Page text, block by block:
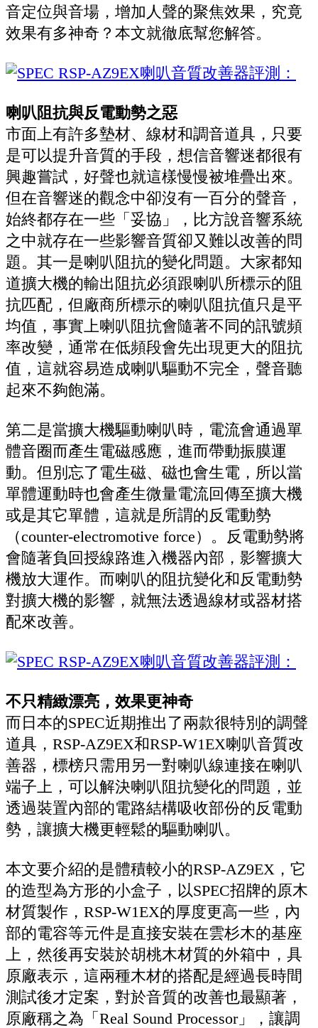
音定位與音場，增加人聲的聚焦效果，究竟
效果有多神奇？本文就徹底幫您解答。
喇叭阻抗與反電動勢之惡
市面上有許多墊材、線材和調音道具，只要
是可以提升音質的手段，想信音響迷都很有
興趣嘗試，好聲也就這樣慢慢被堆疊出來。
但在音響迷的觀念中卻沒有一百分的聲音，
始終都存在一些「妥協」，比方說音響系統
之中就存在一些影響音質卻又難以改善的問
題。其一是喇叭阻抗的變化問題。大家都知
道擴大機的輸出阻抗必須跟喇叭所標示的阻
抗匹配，但廠商所標示的喇叭阻抗值只是平
均值，事實上喇叭阻抗會隨著不同的訊號頻
率改變，通常在低頻段會先出現更大的阻抗
值，這就容易造成喇叭驅動不完全，聲音聽
起來不夠飽滿。
第二是當擴大機驅動喇叭時，電流會通過單
體音圈而產生電磁感應，進而帶動振膜運
動。但別忘了電生磁、磁也會生電，所以當
單體運動時也會產生微量電流回傳至擴大機
或是其它單體，這就是所謂的反電動勢
（counter-electromotive force）。反電動勢將
會隨著負回授線路進入機器內部，影響擴大
機放大運作。而喇叭的阻抗變化和反電動勢
對擴大機的影響，就無法透過線材或器材搭
配來改善。
不只精緻漂亮，效果更神奇
而日本的SPEC近期推出了兩款很特別的調聲
道具，RSP-AZ9EX和RSP-W1EX喇叭音質改
善器，標榜只需用另一對喇叭線連接在喇叭
端子上，可以解決喇叭阻抗變化的問題，並
透過裝置內部的電路結構吸收部份的反電動
勢，讓擴大機更輕鬆的驅動喇叭。
本文要介紹的是體積較小的RSP-AZ9EX，它
的造型為方形的小盒子，以SPEC招牌的原木
材質製作，RSP-W1EX的厚度更高一些，內
部的電容等元件是直接安裝在雲杉木的基座
上，然後再安裝於胡桃木材質的外箱中，具
原廠表示，這兩種木材的搭配是經過長時間
測試後才定案，對於音質的改善也最顯著，
原廠稱之為「Real Sound Processor」，讓調